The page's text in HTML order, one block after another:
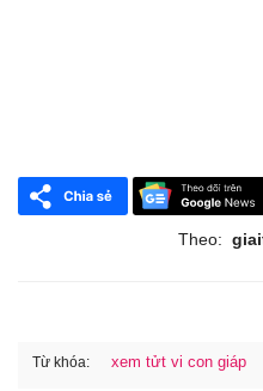
Theo:
Từ khóa: xem tửt vi con giáp